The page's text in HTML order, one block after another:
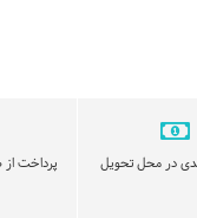
در محل تحویل پرداخت از